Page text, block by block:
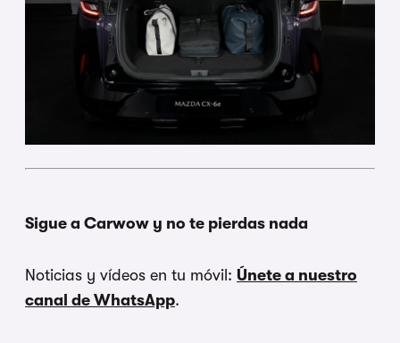
Sigue a Carwow y no te pierdas nada
Noticias y vídeos en tu móvil: Únete a nuestro
canal de WhatsApp.